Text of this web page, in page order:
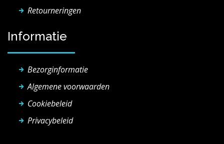
Retourneringen
Informatie
Bezorginformatie
Algemene voorwaarden
Cookiebeleid
Privacybeleid